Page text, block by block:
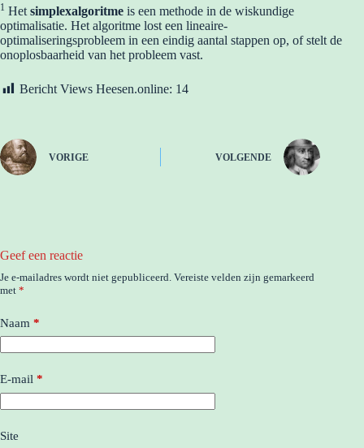
1 Het simplexalgoritme is een methode in de wiskundige
optimalisatie. Het algoritme lost een lineaire-
optimaliseringsprobleem in een eindig aantal stappen op, of stelt de
onoplosbaarheid van het probleem vast.
Bericht Views Heesen.online: 14
VORIGE VOLGENDE
Geef een reactie
Je e-mailadres wordt niet gepubliceerd. Vereiste velden zijn gemarkeerd
met *
Naam *
E-mail *
Site